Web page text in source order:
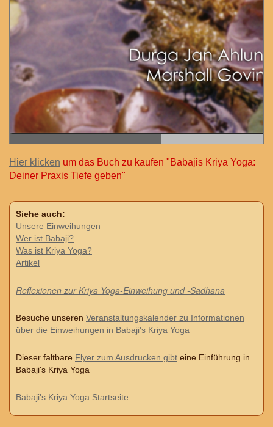
Hier klicken um das Buch zu kaufen "Babajis Kriya Yoga:
Deiner Praxis Tiefe geben"
Siehe auch:
Unsere Einweihungen
Wer ist Babaji?
Was ist Kriya Yoga?
Artikel
Reflexionen zur Kriya Yoga-Einweihung und -Sadhana
Besuche unseren Veranstaltungskalender zu Informationen
über die Einweihungen in Babaji's Kriya Yoga
Dieser faltbare Flyer zum Ausdrucken gibt eine Einführung in
Babaji's Kriya Yoga
Babaji's Kriya Yoga Startseite